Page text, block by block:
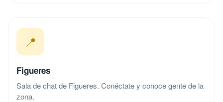
📍
Figueres
Sala de chat de Figueres. Conéctate y conoce gente de la
zona.